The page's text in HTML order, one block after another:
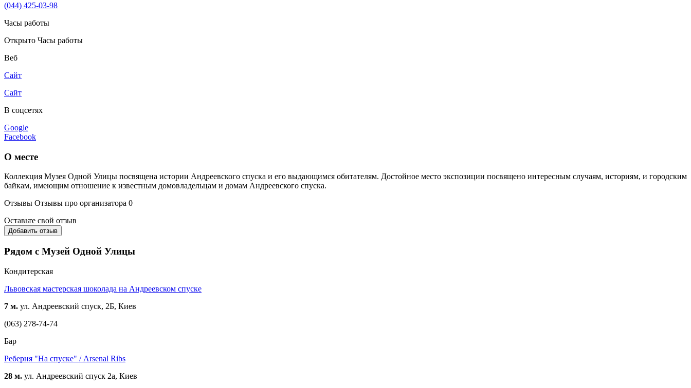
(044) 425-03-98
Часы работы
Открыто Часы работы
Веб
Сайт
Сайт
В соцсетях
Google
Facebook
О месте
Коллекция Музея Одной Улицы посвящена истории Андреевского спуска и его выдающимся обитателям. Достойное место экспозиции посвящено интересным случаям, историям, и городским
байкам, имеющим отношение к известным домовладельцам и домам Андреевского спуска.
Отзывы Отзывы про организатора 0
Оставьте свой отзыв
Добавить отзыв
Рядом с Музей Одной Улицы
Кондитерская
Львовская мастерская шоколада на Андреевском спуске
7 м. ул. Андреевский спуск, 2Б, Киев
(063) 278-74-74
Бар
Реберня "На спуске" / Arsenal Ribs
28 м. ул. Андреевский спуск 2а, Киев